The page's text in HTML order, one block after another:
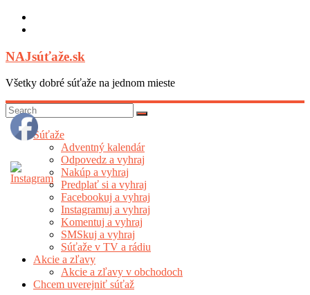
Skip
NAJsúťaže.sk
Všetky dobré súťaže na jednom mieste
Súťaže
Adventný kalendár
Odpovedz a vyhraj
Nakúp a vyhraj
Predplať si a vyhraj
Facebookuj a vyhraj
Instagramuj a vyhraj
Komentuj a vyhraj
SMSkuj a vyhraj
Súťaže v TV a rádiu
Akcie a zľavy
Akcie a zľavy v obchodoch
Chcem uverejniť súťaž